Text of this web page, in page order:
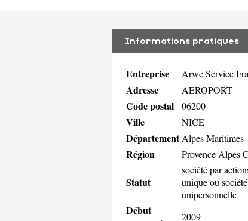
Informations pratiques
Entreprise Arwe Service
Adresse AEROPORT
Code postal 06200
Ville NICE
Département Alpes Maritimes
Région Provence Alpes
Statut
société par
unique ou
unipersonnelle
Début
2009